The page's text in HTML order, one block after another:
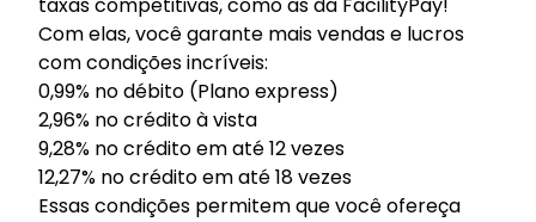
Com elas, você garante mais vendas e lucros
com condições incríveis:
0,99% no débito (Plano express)
2,96% no crédito à vista
9,28% no crédito em até 12 vezes
12,27% no crédito em até 18 vezes
Essas condições permitem que você ofereça